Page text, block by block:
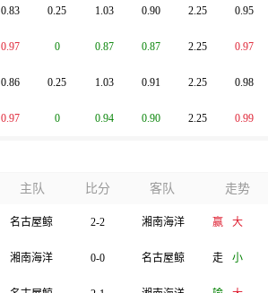
0.83 0.25 1.03
0.97 0 0.87
0.90 2.25 0.95
0.87 2.25 0.97
0.86 0.25 1.03
0.97 0 0.94
0.91 2.25 0.98
0.90 2.25 0.99
主队 比分 客队 走势
名古屋鲸 2-2 湘南海洋 赢 大
湘南海洋 0-0 名古屋鲸 走 小